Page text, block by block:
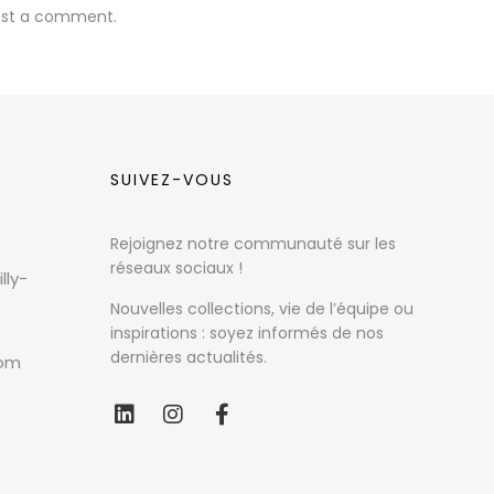
a comment.
SUIVEZ-VOUS
Rejoignez notre communauté sur les
réseaux sociaux !
Nouvelles collections, vie de l’équipe ou
inspirations : soyez informés de nos
dernières actualités.